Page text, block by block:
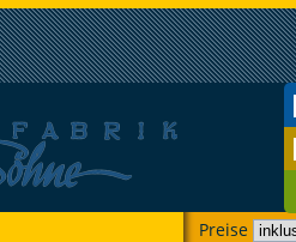
Preise